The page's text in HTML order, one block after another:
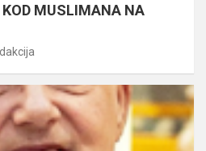
MUSLIMANA NA